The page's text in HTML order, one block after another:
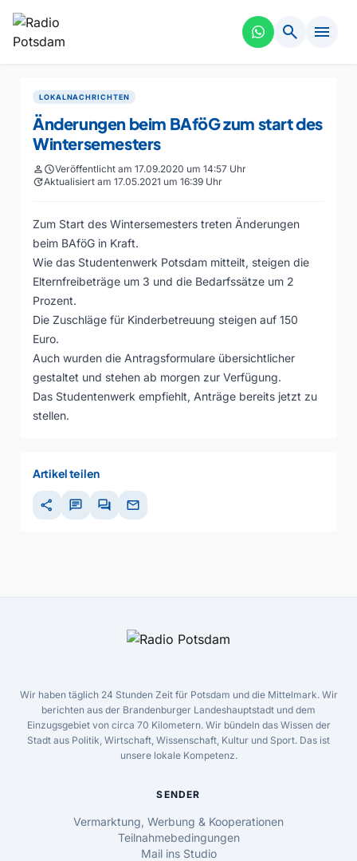
search menu
LOKALNACHRICHTEN
Änderungen beim BAföG zum start des
Wintersemesters
personscheduleVeröffentlicht am 17.09.2020 um 14:57 Uhr
updateAktualisiert am 17.05.2021 um 16:39 Uhr
Zum Start des Wintersemesters treten Änderungen
beim BAföG in Kraft.
Wie das Studentenwerk Potsdam mitteilt, steigen die
Elternfreibeträge um 3 und die Bedarfssätze um 2
Prozent.
Die Zuschläge für Kinderbetreuung steigen auf 150
Euro.
Auch wurden die Antragsformulare übersichtlicher
gestaltet und stehen ab morgen zur Verfügung.
Das Studentenwerk empfiehlt, Anträge bereits jetzt zu
stellen.
Artikel teilen
share chat forum mail
Wir haben täglich 24 Stunden Zeit für Potsdam und die Mittelmark. Wir
berichten aus der Brandenburger Landeshauptstadt und dem
Einzugsgebiet von circa 70 Kilometern. Wir bündeln das Wissen der
Stadt aus Politik, Wirtschaft, Wissenschaft, Kultur und Sport. Das ist
unsere lokale Kompetenz.
SENDER
Vermarktung, Werbung & Kooperationen
Teilnahmebedingungen
Mail ins Studio